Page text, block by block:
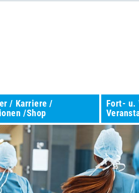
/ Karriere /
/Shop
Fort- u.